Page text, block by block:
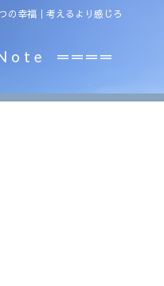
の幸福｜考えるより感じろ
o t e ＝＝＝＝